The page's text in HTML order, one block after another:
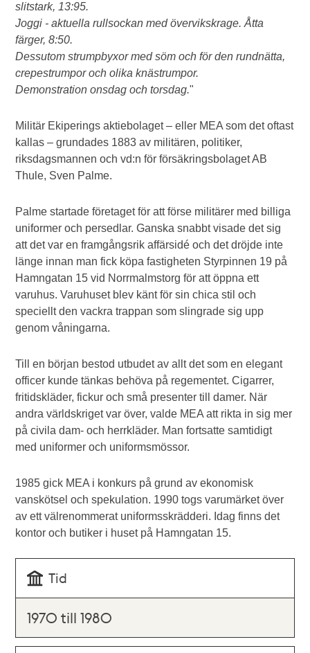
slitstark, 13:95.
Joggi - aktuella rullsockan med övervikskrage. Åtta
färger, 8:50.
Dessutom strumpbyxor med söm och för den rundnätta,
crepestrumpor och olika knästrumpor.
Demonstration onsdag och torsdag."
Militär Ekiperings aktiebolaget – eller MEA som det oftast
kallas – grundades 1883 av militären, politiker,
riksdagsmannen och vd:n för försäkringsbolaget AB
Thule, Sven Palme.
Palme startade företaget för att förse militärer med billiga
uniformer och persedlar. Ganska snabbt visade det sig
att det var en framgångsrik affärsidé och det dröjde inte
länge innan man fick köpa fastigheten Styrpinnen 19 på
Hamngatan 15 vid Norrmalmstorg för att öppna ett
varuhus. Varuhuset blev känt för sin chica stil och
speciellt den vackra trappan som slingrade sig upp
genom våningarna.
Till en början bestod utbudet av allt det som en elegant
officer kunde tänkas behöva på regementet. Cigarrer,
fritidskläder, fickur och små presenter till damer. När
andra världskriget var över, valde MEA att rikta in sig mer
på civila dam- och herrkläder. Man fortsatte samtidigt
med uniformer och uniformsmössor.
1985 gick MEA i konkurs på grund av ekonomisk
vanskötsel och spekulation. 1990 togs varumärket över
av ett välrenommerat uniformsskrädderi. Idag finns det
kontor och butiker i huset på Hamngatan 15.
Tid
1970 till 1980